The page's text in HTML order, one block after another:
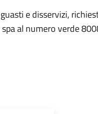
e disservizi,
al numero verde